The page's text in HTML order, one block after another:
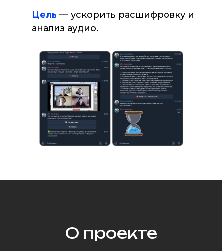
Цель — ускорить расшифровку и
анализ аудио.
О проекте